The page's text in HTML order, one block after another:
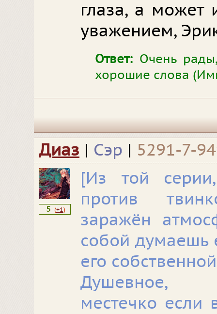
глаза, а может
уважением,
Ответ: Очень
хорошие слова
Диаз | Сэр | 5291-7-
5 (+1)
[Из той
против
заражён
собой думаешь
его
Душевное,
местечко если